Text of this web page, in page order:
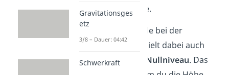
gar keine Energie.
Eine wichtige Rolle bei der
Höhenenergie spielt dabei auch
das sogenannte
Nullniveau. Das
Gravitationsges
etz
3/8 – Dauer: 04:42
Schwerkraft